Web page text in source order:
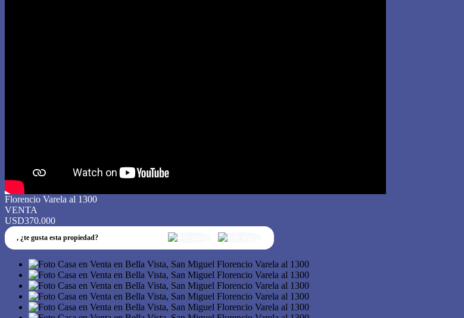
Florencio Varela al 1300
VENTA
USD370.000
, ¿te gusta esta propiedad?